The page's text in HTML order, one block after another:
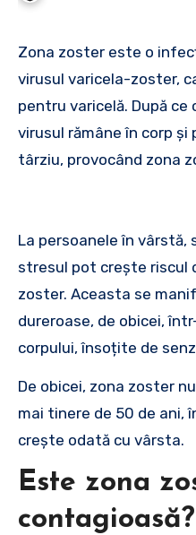
Zona zoster este o infecție virală cauzată de
virusul varicela-zoster,
pentru varicelă. După ce
virusul rămâne în corp
târziu, provocând zona
La persoanele în
stresul pot crește riscul
zoster. Aceasta se
dureroase, de obicei,
corpului, însoțite de
De obicei, zona zoster
mai tinere de 50 de ani,
crește odată cu vârsta.
Este zona
contagioasă?